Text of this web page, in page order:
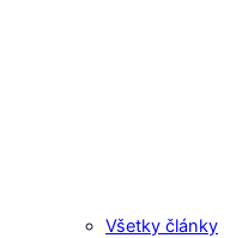
Všetky články